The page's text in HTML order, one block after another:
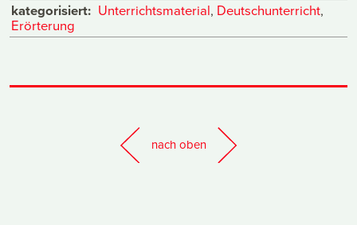
kategorisiert: Unterrichtsmaterial, Deutschunterricht,
Erörterung
nach oben